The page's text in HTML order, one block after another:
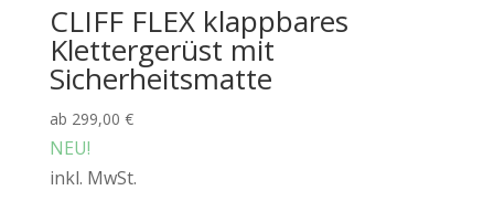
CLIFF FLEX klappbares
Klettergerüst mit
Sicherheitsmatte
ab 299,00 €
NEU!
inkl. MwSt.